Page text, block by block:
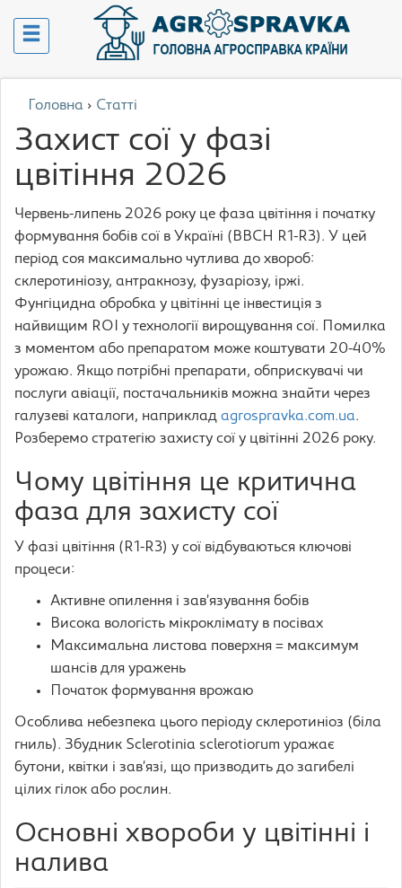
Головна › Статті
Захист сої у фазі
цвітіння 2026
Червень-липень 2026 року це фаза цвітіння і початку
формування бобів сої в Україні (BBCH R1-R3). У цей
період соя максимально чутлива до хвороб:
склеротиніозу, антракнозу, фузаріозу, іржі.
Фунгіцидна обробка у цвітінні це інвестиція з
найвищим ROI у технології вирощування сої. Помилка
з моментом або препаратом може коштувати 20-40%
урожаю. Якщо потрібні препарати, обприскувачі чи
послуги авіації, постачальників можна знайти через
галузеві каталоги, наприклад agrospravka.com.ua.
Розберемо стратегію захисту сої у цвітінні 2026 року.
Чому цвітіння це критична
фаза для захисту сої
У фазі цвітіння (R1-R3) у сої відбуваються ключові
процеси:
Активне опилення і зав’язування бобів
Висока вологість мікроклімату в посівах
Максимальна листова поверхня = максимум
шансів для уражень
Початок формування врожаю
Особлива небезпека цього періоду склеротиніоз (біла
гниль). Збудник Sclerotinia sclerotiorum уражає
бутони, квітки і зав’язі, що призводить до загибелі
цілих гілок або рослин.
Основні хвороби у цвітінні і
налива